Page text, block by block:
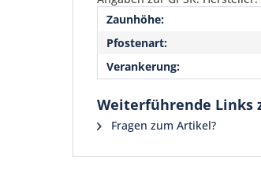
Zaunhöhe:
Pfostenart:
Verankerung:
Weiterführende Links
Fragen zum Artikel?